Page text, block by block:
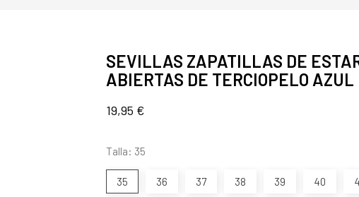
SEVILLAS ZAPATILLAS DE
ABIERTAS DE TERCIOPELO AZUL
19,95 €
Talla: 35
35 36 37 38 39 40